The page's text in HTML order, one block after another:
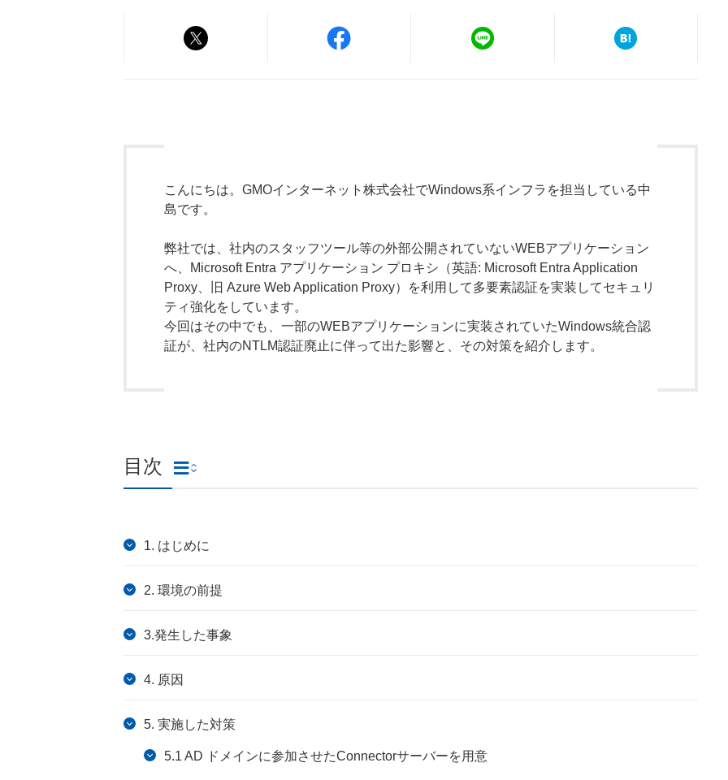
こんにちは。GMOインターネット株式会社でWindows系インフラを担当している中
島です。
弊社では、社内のスタッフツール等の外部公開されていないWEBアプリケーション
へ、
Microsoft Entra アプリケーション プロキシ（英語: Microsoft Entra Application
Proxy、旧 Azure Web Application Proxy）
を利用して多要素認証を実装してセキュリ
ティ強化をしています。
今回はその中でも、一部のWEBアプリケーションに実装されていたWindows統合認
証が、社内のNTLM認証廃止に伴って出た影響と、その対策を紹介します。
目次
1. はじめに
2. 環境の前提
3.発生した事象
4. 原因
5. 実施した対策
5.1 AD ドメインに参加させたConnectorサーバーを用意